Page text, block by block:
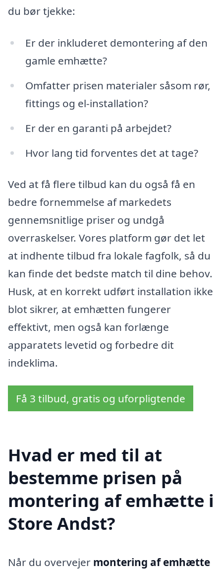
du bør tjekke:
Er der inkluderet demontering af den
gamle emhætte?
Omfatter prisen materialer såsom rør,
fittings og el-installation?
Er der en garanti på arbejdet?
Hvor lang tid forventes det at tage?
Ved at få flere tilbud kan du også få en
bedre fornemmelse af markedets
gennemsnitlige priser og undgå
overraskelser. Vores platform gør det let
at indhente tilbud fra lokale fagfolk, så du
kan finde det bedste match til dine behov.
Husk, at en korrekt udført installation ikke
blot sikrer, at emhætten fungerer
effektivt, men også kan forlænge
apparatets levetid og forbedre dit
indeklima.
Få 3 tilbud, gratis og uforpligtende
Hvad er med til at
bestemme prisen på
montering af emhætte i
Store Andst?
Når du overvejer montering af emhætte